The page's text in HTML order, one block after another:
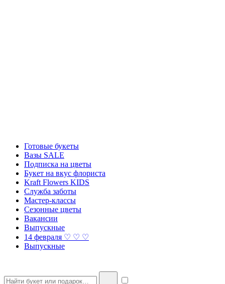
Готовые букеты
Вазы SALE
Подписка на цветы
Букет на вкус флориста
Kraft Flowers KIDS
Служба заботы
Мастер-классы
Сезонные цветы
Вакансии
Выпускные
14 февраля ♡ ♡ ♡
Выпускные